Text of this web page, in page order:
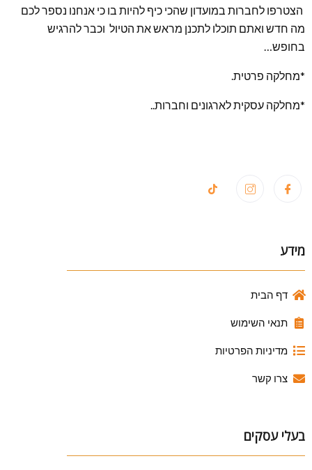
הצטרפו לחברות במועדון שהכי כיף להיות בו כי אנחנו נספר לכם
מה חדש ואתם תוכלו לתכנן מראש את הטיול וכבר להרגיש
בחופש…
*מחלקה פרטית.
*מחלקה עסקית לארגונים וחברות..
מידע
דף הבית
תנאי השימוש
מדיניות הפרטיות
צרו קשר
בעלי עסקים